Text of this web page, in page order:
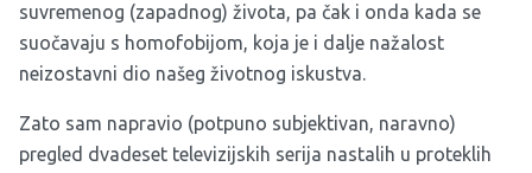
suvremenog (zapadnog) života, pa čak i onda kada se
suočavaju s homofobijom, koja je i dalje nažalost
neizostavni dio našeg životnog iskustva.
Zato sam napravio (potpuno subjektivan, naravno)
pregled dvadeset televizijskih serija nastalih u proteklih